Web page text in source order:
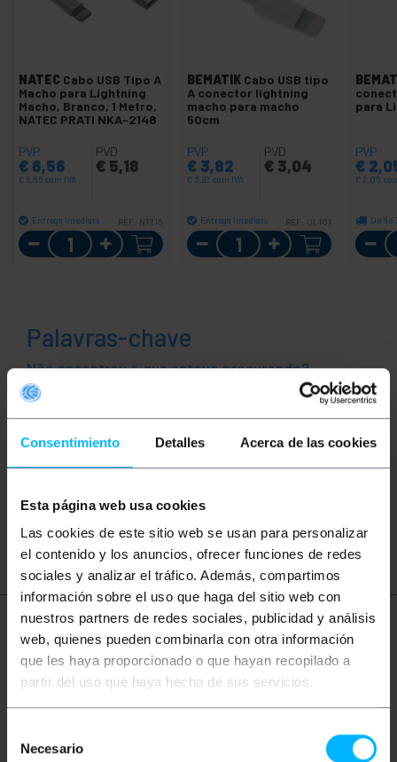
Consentimiento Detalles Acerca de las cookies
Esta página web usa cookies
Las cookies de este sitio web se usan para personalizar
el contenido y los anuncios, ofrecer funciones de redes
sociales y analizar el tráfico. Además, compartimos
información sobre el uso que haga del sitio web con
nuestros partners de redes sociales, publicidad y análisis
web, quienes pueden combinarla con otra información
que les haya proporcionado o que hayan recopilado a
partir del uso que haya hecho de sus servicios.
Necesario
NATEC Cabo USB Tipo A
Macho para Lightning
Macho, Branco, 1 Metro,
NATEC PRATI NKA-2148
PVP
€ 6,56
€ 6,56 com IVA
PVD
€5,18
Entrega imediata REF: NT215
Quantidade
BEMATIK Cabo USB tipo
A conector lightning
macho para macho
50cm
PVP
€ 3,82
€ 3,82 com IVA
PVD
€3,04
Entrega imediata REF: UL101
Quantidade
para
PVP
€
€ 2,05
De 6
Palavras-chave
Não encontrou o que estava procurando?
Este tópico pode ajudá-lo
Cabo USB Adaptador USB
USB 3.0
Mais informações
Descrição
Cabo USB tipo A conector relâmpago macho para